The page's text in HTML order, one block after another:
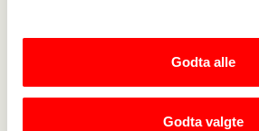
Godta alle
Godta valgte